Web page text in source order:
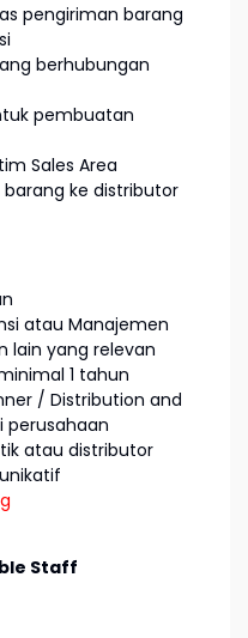
pengiriman barang
berhubungan
pembuatan
Sales Area
ke distributor
atau Manajemen
lain yang relevan
1 tahun
/ Distribution and
perusahaan
atau distributor
Staff